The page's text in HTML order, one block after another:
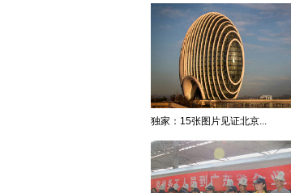
独家：15张图片见证北京...